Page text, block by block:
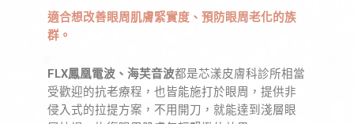
適合想改善眼周肌膚緊實度、預防眼周老化的族
群。
FLX鳳凰電波、海芙音波都是芯漾皮膚科診所相當
受歡迎的抗老療程，也皆能施打於眼周，提供非
侵入式的拉提方案，不用開刀，就能達到淺層眼